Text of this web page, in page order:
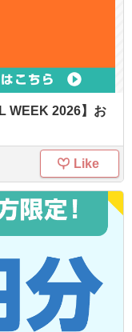
WEEK 2026】お
Like